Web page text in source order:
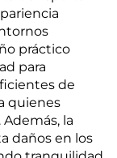
práctico
para
de
quienes
la
daños en los